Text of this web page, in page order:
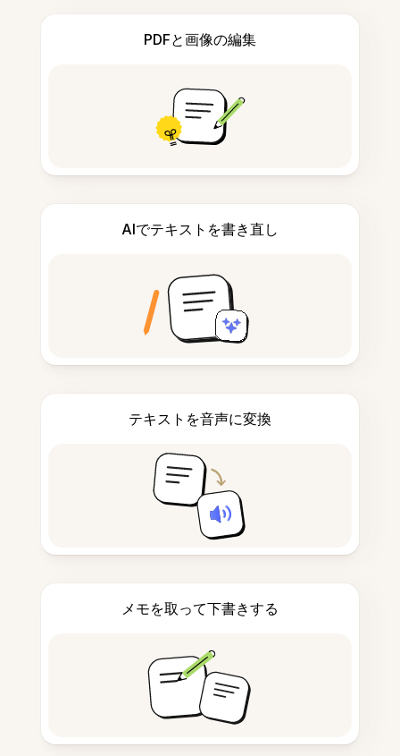
PDFと画像の編集
AIでテキストを書き直し
テキストを音声に変換
メモを取って下書きする